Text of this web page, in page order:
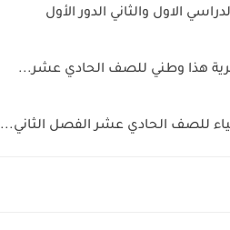
الاول والثاني الدور الأول
هذا وطني للصف الحادي عشر...
للصف الحادي عشر الفصل الثاني...